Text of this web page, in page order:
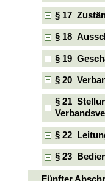
§ 17
§ 18
§ 19
§ 20
§ 21
§ 22
§ 23